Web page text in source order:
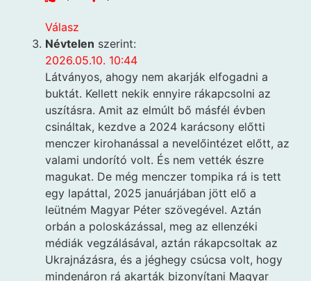
Válasz
Névtelen szerint:
2026.05.10. 10:44
Látványos, ahogy nem akarják elfogadni a
buktát. Kellett nekik ennyire rákapcsolni az
uszításra. Amit az elmúlt bő másfél évben
csináltak, kezdve a 2024 karácsony előtti
menczer kirohanással a nevelőintézet előtt, az
valami undorító volt. És nem vették észre
magukat. De még menczer tompika rá is tett
egy lapáttal, 2025 januárjában jött elő a
leütném Magyar Péter szövegével. Aztán
orbán a poloskázással, meg az ellenzéki
médiák vegzálásával, aztán rákapcsoltak az
Ukrajnázásra, és a jéghegy csúcsa volt, hogy
mindenáron rá akarták bizonyítani Magyar